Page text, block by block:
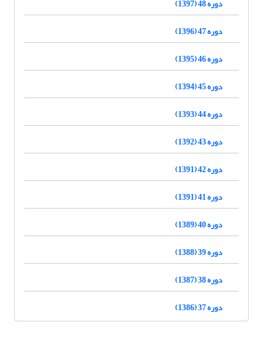
دوره 48 (1397)
دوره 47 (1396)
دوره 46 (1395)
دوره 45 (1394)
دوره 44 (1393)
دوره 43 (1392)
دوره 42 (1391)
دوره 41 (1391)
دوره 40 (1389)
دوره 39 (1388)
دوره 38 (1387)
دوره 37 (1386)